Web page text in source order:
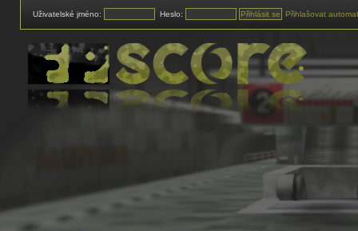
Uživatelské jméno: Heslo: Přihlašovat